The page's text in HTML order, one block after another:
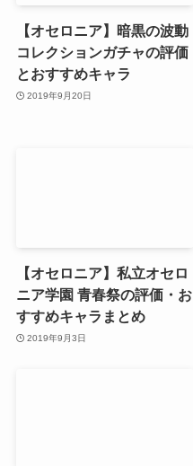
【オセロニア】暗黒の波動
コレクションガチャの評価
とおすすめキャラ
2019年9月20日
【オセロニア】私立オセロ
ニア学園 青春祭の評価・お
すすめキャラまとめ
2019年9月3日